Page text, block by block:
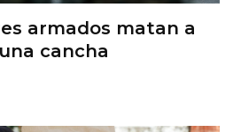
armados matan a
cancha